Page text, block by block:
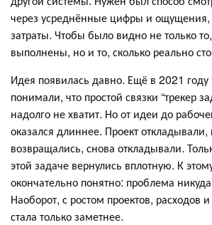
через усреднённые цифры и ощущения,
затраты. Чтобы было видно не только
выполнены, но и то, сколько реально
Идея появилась давно. Ещё в 2021 году
понимали, что простой связки “трекер
надолго не хватит. Но от идеи до
оказался длиннее. Проект
возвращались, снова откладывали.
этой задаче вернулись вплотную. К
окончательно понятно: проблема
Наоборот, с ростом проектов, расходов
стала только заметнее.